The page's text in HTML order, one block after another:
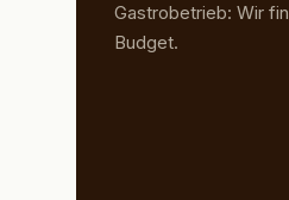
Gastrobetrieb: Wir
Budget.